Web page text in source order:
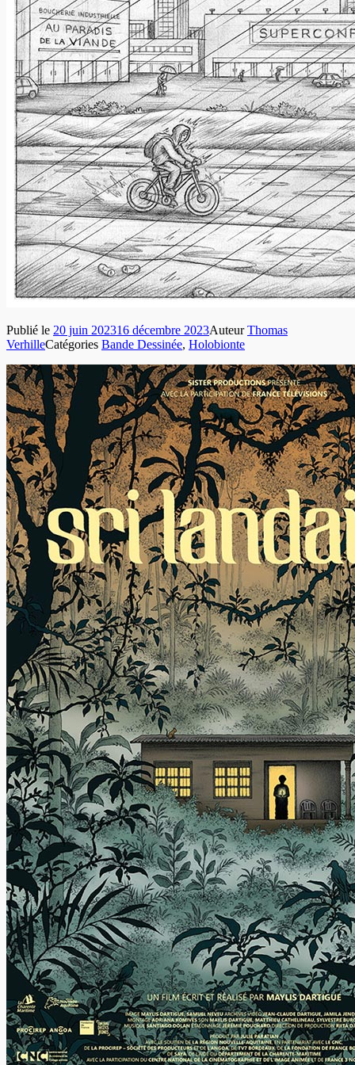
Publié le 20 juin 202316 décembre 2023AuteurThomas
VerhilleCatégories Bande Dessinée, Holobionte